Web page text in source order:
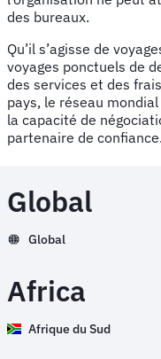
des bureaux.
Qu’il s’agisse de
voyages ponctuels de
des services et des
pays, le réseau
la capacité de
partenaire de confiance.
Global
Global
Africa
Afrique du Sud